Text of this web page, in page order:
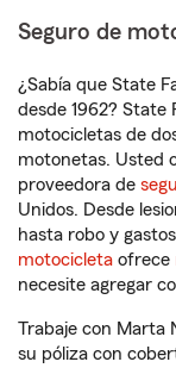
Seguro de
¿Sabía que State
desde 1962?
motocicletas de
motonetas. Usted
proveedora de
Unidos. Desde
hasta robo y
motocicleta ofrece
necesite agregar
Trabaje con Marta
su póliza con